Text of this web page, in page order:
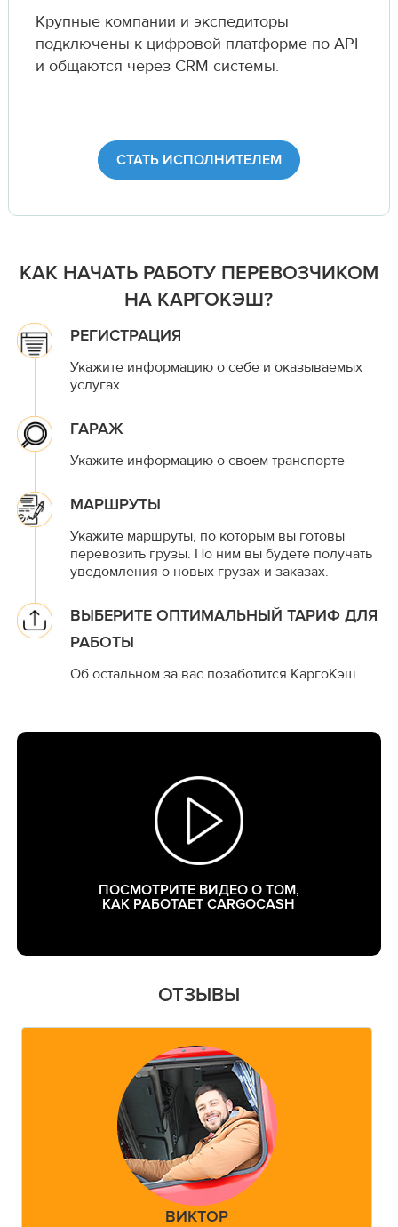
Крупные компании и экспедиторы
подключены к цифровой платформе по API
и общаются через CRM системы.
СТАТЬ ИСПОЛНИТЕЛЕМ
КАК НАЧАТЬ РАБОТУ ПЕРЕВОЗЧИКОМ
НА КАРГОКЭШ?
РЕГИСТРАЦИЯ
Укажите информацию о себе и оказываемых
услугах.
ГАРАЖ
Укажите информацию о своем транспорте
МАРШРУТЫ
Укажите маршруты, по которым вы готовы
перевозить грузы. По ним вы будете получать
уведомления о новых грузах и заказах.
ВЫБЕРИТЕ ОПТИМАЛЬНЫЙ ТАРИФ ДЛЯ
РАБОТЫ
Об остальном за вас позаботится КаргоКэш
ПОСМОТРИТЕ ВИДЕО О ТОМ,
КАК РАБОТАЕТ CARGOCASH
ОТЗЫВЫ
ВИКТОР